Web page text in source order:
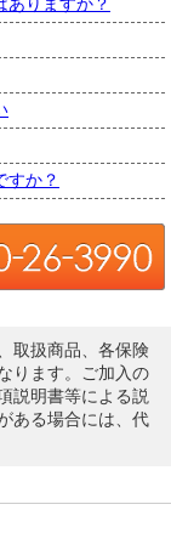
すか？
取扱商品、各保険
ります。ご加入の
説明書等による説
ある場合には、代